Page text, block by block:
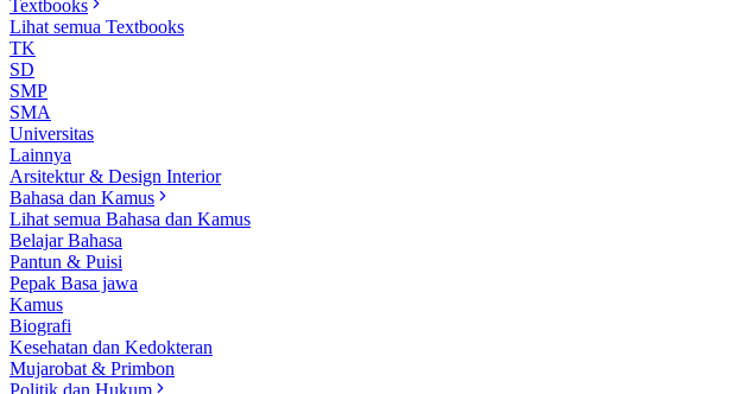
Textbooks
Lihat semua Textbooks
TK
SD
SMP
SMA
Universitas
Lainnya
Arsitektur & Design Interior
Bahasa dan Kamus
Lihat semua Bahasa dan Kamus
Belajar Bahasa
Pantun & Puisi
Pepak Basa jawa
Kamus
Biografi
Kesehatan dan Kedokteran
Mujarobat & Primbon
Politik dan Hukum